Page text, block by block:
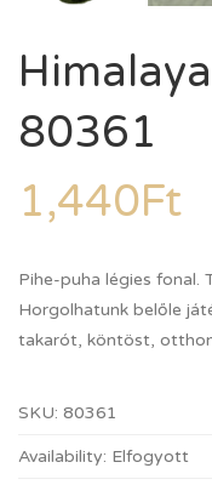
80361
1,440Ft
Pihe-puha légies fonal.
Horgolhatunk belőle
takarót, köntöst,
SKU: 80361
Availability: Elfogyott